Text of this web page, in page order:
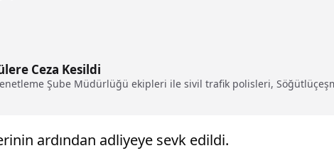
Ceza Kesildi
Şube Müdürlüğü ekipleri ile sivil trafik polisleri,
ardından adliyeye sevk edildi.